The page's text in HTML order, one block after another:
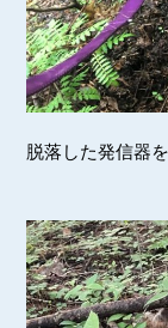
脱落した発信器